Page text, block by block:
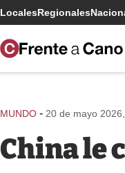
LocalesRegionales
MUNDO - 20 de mayo
China le